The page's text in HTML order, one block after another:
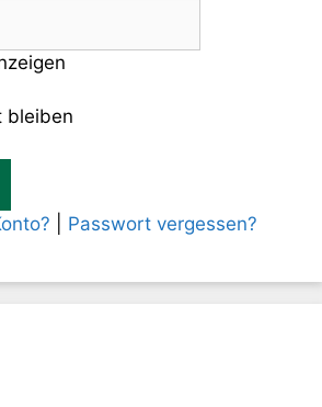
bleiben
Passwort vergessen?